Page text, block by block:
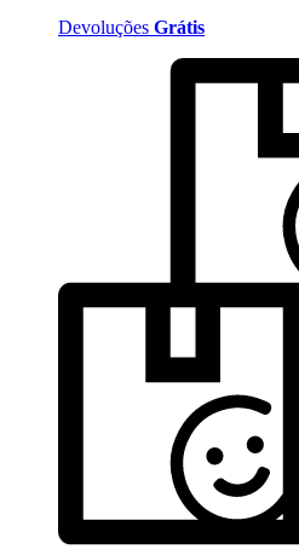
Devoluções Grátis